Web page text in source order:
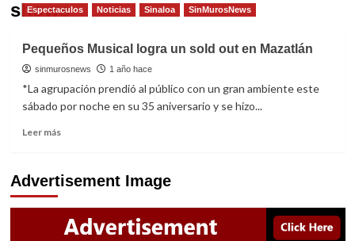
shows
Espectaculos Noticias Sinaloa SinMurosNews
Pequeños Musical logra un sold out en Mazatlán
sinmurosnews 1 año hace
*La agrupación prendió al público con un gran ambiente este
sábado por noche en su 35 aniversario y se hizo...
Leer másRead
Pequeños
Musical
logra
un
sold
Advertisement Image